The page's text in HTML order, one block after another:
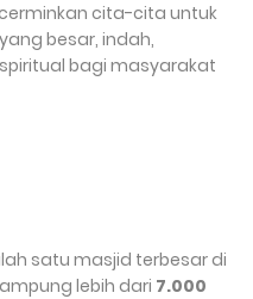
cita-cita untuk
besar, indah,
bagi masyarakat
satu masjid terbesar di
lebih dari 7.000